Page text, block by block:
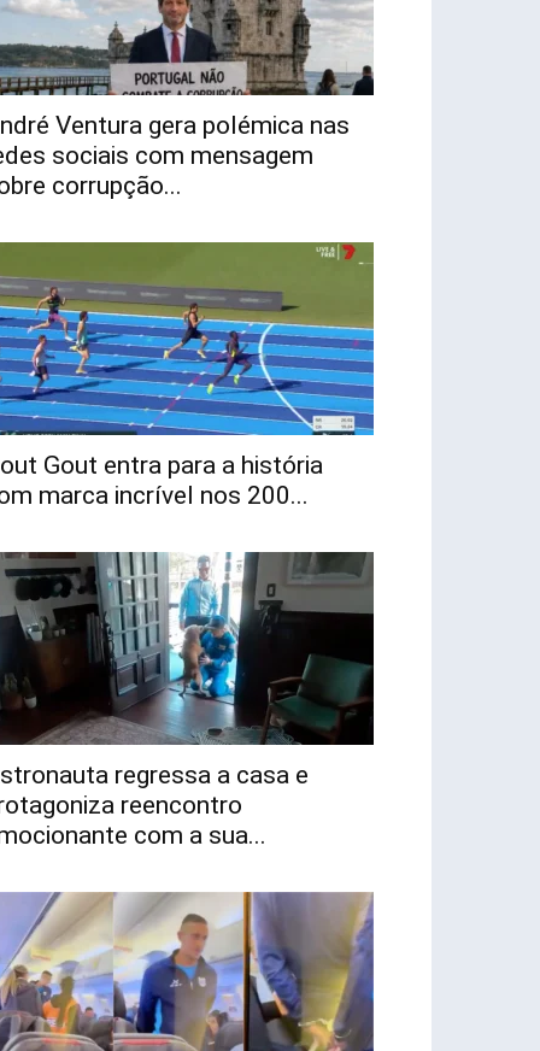
Ventura gera polémica nas
sociais com mensagem
corrupção...
Gout entra para a história
marca incrível nos 200...
regressa a casa e
reencontro
com a sua...